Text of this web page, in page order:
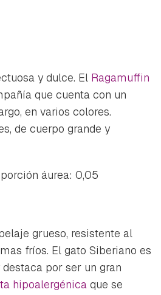
favorito
favorito, primero has de
y dulce. El Ragamuffin
que cuenta con un
en varios colores.
de cuerpo grande y
áurea: 0,05
grueso, resistente al
fríos. El gato Siberiano es
por ser un gran
hipoalergénica que se
enviado
a nuestro boletín.